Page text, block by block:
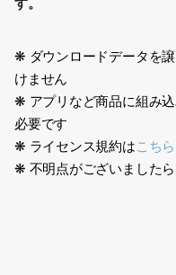
❋ ダウンロードデータを
けません
❋ アプリなど商品に組み
必要です
❋ ライセンス規約はこちら
❋ 不明点がございましたら